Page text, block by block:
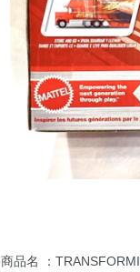
商品名 ：